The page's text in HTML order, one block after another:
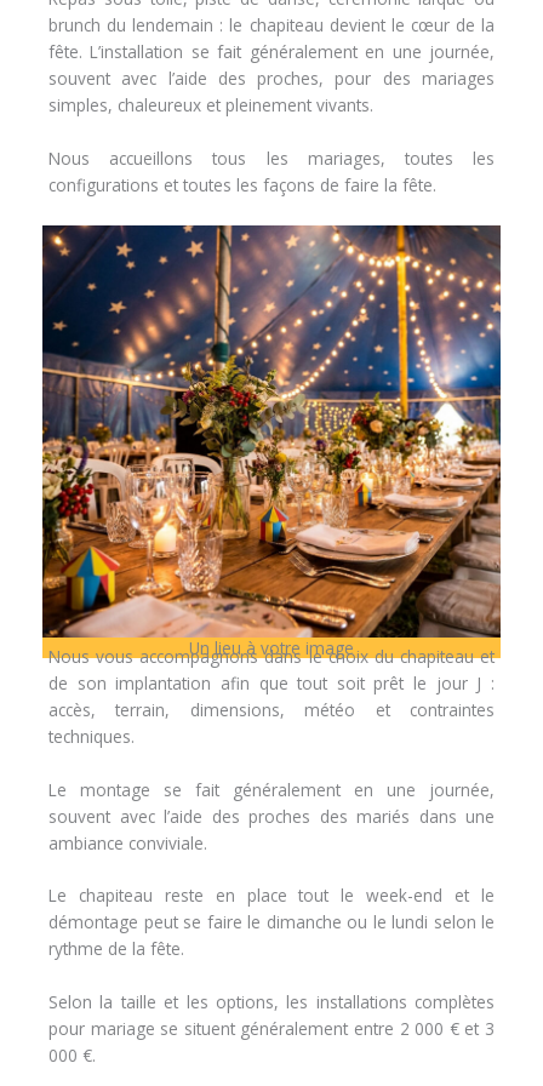
Un lieu à votre image
brunch du lendemain : le chapiteau devient le cœur de la
fête. L’installation se fait généralement en une journée,
souvent avec l’aide des proches, pour des mariages
simples, chaleureux et pleinement vivants.
Nous accueillons tous les mariages, toutes les
configurations et toutes les façons de faire la fête.
Nous vous accompagnons dans le choix du chapiteau et
de son implantation afin que tout soit prêt le jour J :
accès, terrain, dimensions, météo et contraintes
techniques.
Le montage se fait généralement en une journée,
souvent avec l’aide des proches des mariés dans une
ambiance conviviale.
Le chapiteau reste en place tout le week-end et le
démontage peut se faire le dimanche ou le lundi selon le
rythme de la fête.
Selon la taille et les options, les installations complètes
pour mariage se situent généralement entre 2 000 € et 3
000 €.